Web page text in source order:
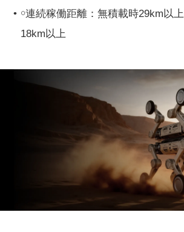
￮連続稼働距離：無積載時29km以
18km以上